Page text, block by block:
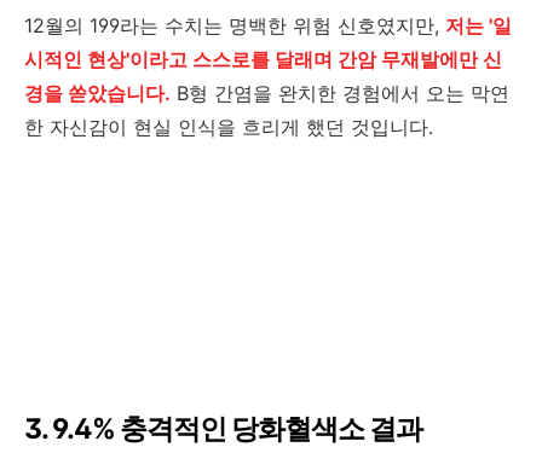
12월의 199라는 수치는 명백한 위험 신호였지만, 저는 '일
시적인 현상'이라고 스스로를 달래며 간암 무재발에만 신
경을 쏟았습니다. B형 간염을 완치한 경험에서 오는 막연
한 자신감이 현실 인식을 흐리게 했던 것입니다.
3. 9.4% 충격적인 당화혈색소 결과